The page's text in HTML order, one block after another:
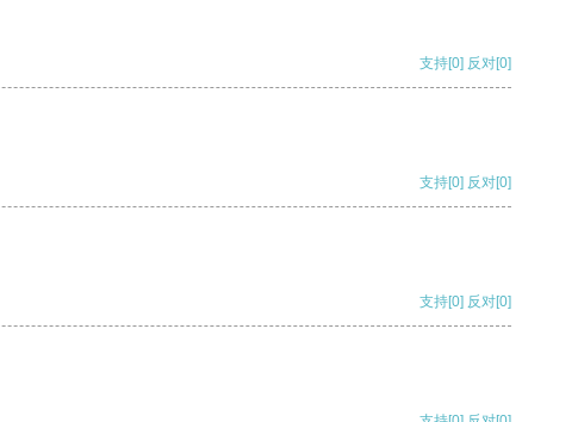
支持[0] 反对[0]
支持[0] 反对[0]
支持[0] 反对[0]